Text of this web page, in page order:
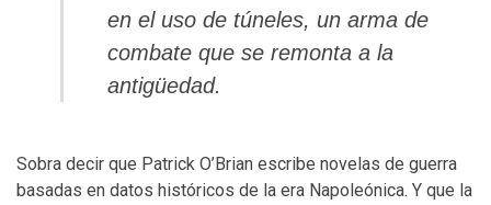
en el uso de túneles, un arma de
combate que se remonta a la
antigüedad.
Sobra decir que Patrick O’Brian escribe novelas de guerra
basadas en datos históricos de la era Napoleónica. Y que la